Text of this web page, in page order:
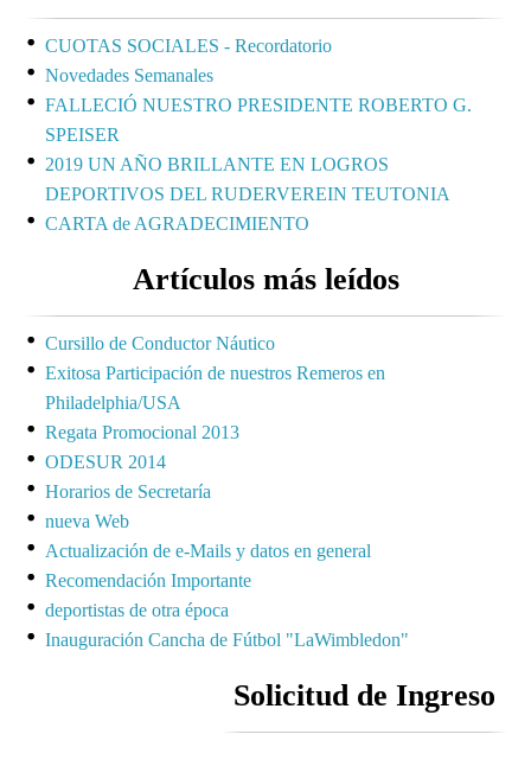
CUOTAS SOCIALES - Recordatorio
Novedades Semanales
FALLECIÓ NUESTRO PRESIDENTE ROBERTO G.
SPEISER
2019 UN AÑO BRILLANTE EN LOGROS
DEPORTIVOS DEL RUDERVEREIN TEUTONIA
CARTA de AGRADECIMIENTO
Artículos más leídos
Cursillo de Conductor Náutico
Exitosa Participación de nuestros Remeros en
Philadelphia/USA
Regata Promocional 2013
ODESUR 2014
Horarios de Secretaría
nueva Web
Actualización de e-Mails y datos en general
Recomendación Importante
deportistas de otra época
Inauguración Cancha de Fútbol "LaWimbledon"
Solicitud de Ingreso